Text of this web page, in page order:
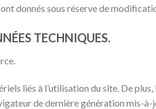
donnés sous réserve de
TECHNIQUES.
liés à l’utilisation du site. De plus,
de dernière génération mis-à-